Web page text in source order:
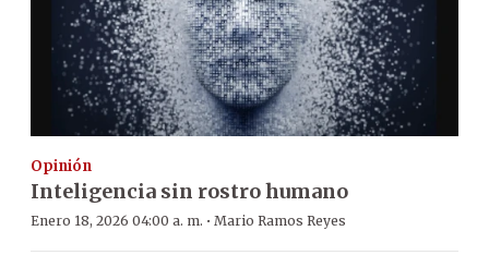
Opinión
Inteligencia sin rostro humano
Enero 18, 2026 04:00 a. m. · Mario Ramos Reyes